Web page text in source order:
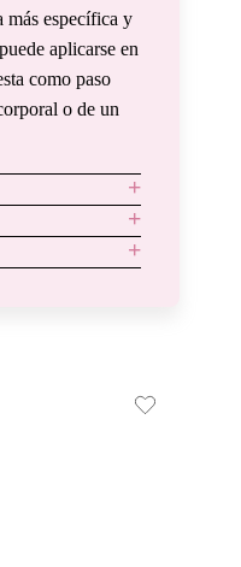
más específica y
aplicarse en
como paso
o de un